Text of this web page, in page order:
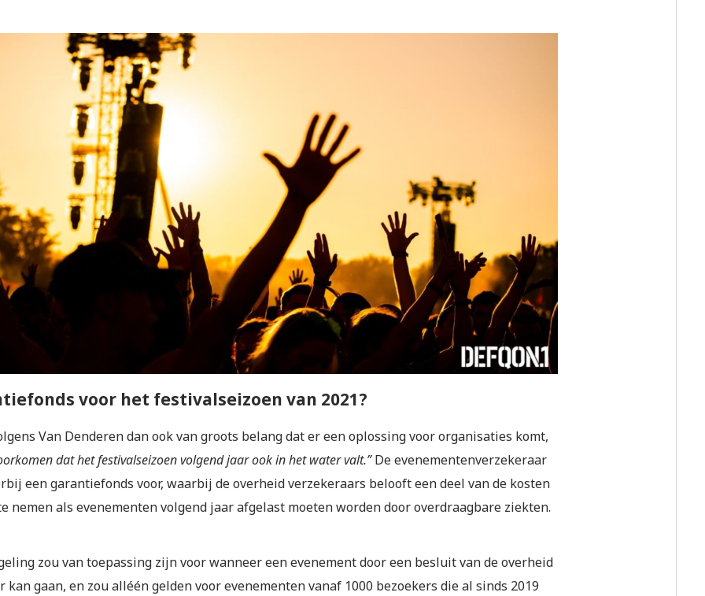
voor het festivalseizoen van 2021?
Van Denderen dan ook van groots belang dat er een oplossing voor organisaties komt,
dat het festivalseizoen volgend jaar ook in het water valt.”De evenementenverzekeraar
een garantiefonds voor, waarbij de overheid verzekeraars belooft een deel van de kosten
nemen als evenementen volgend jaar afgelast moeten worden door overdraagbare ziekten.
zou van toepassing zijn voor wanneer een evenement door een besluit van de overheid
kan gaan, en zou alléén gelden voor evenementen vanaf 1000 bezoekers die al sinds 2019